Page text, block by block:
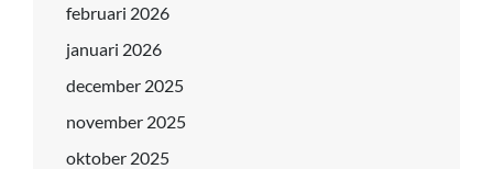
februari 2026
januari 2026
december 2025
november 2025
oktober 2025